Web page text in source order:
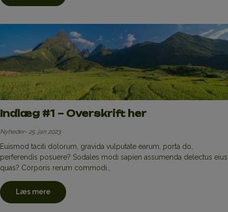
Indlæg #1 – Overskrift her
Nyheder 25. jan 2023
Euismod taciti dolorum, gravida vulputate earum, porta do,
perferendis posuere? Sodales modi sapien assumenda delectus eius
quas? Corporis rerum commodi…
Læs mere